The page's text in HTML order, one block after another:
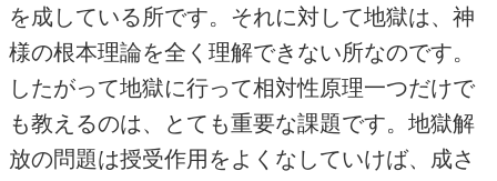
を成している所です。それに対して地獄は、神
様の根本理論を全く理解できない所なのです。
したがって地獄に行って相対性原理一つだけで
も教えるのは、とても重要な課題です。地獄解
放の問題は授受作用をよくなしていけば、成さ